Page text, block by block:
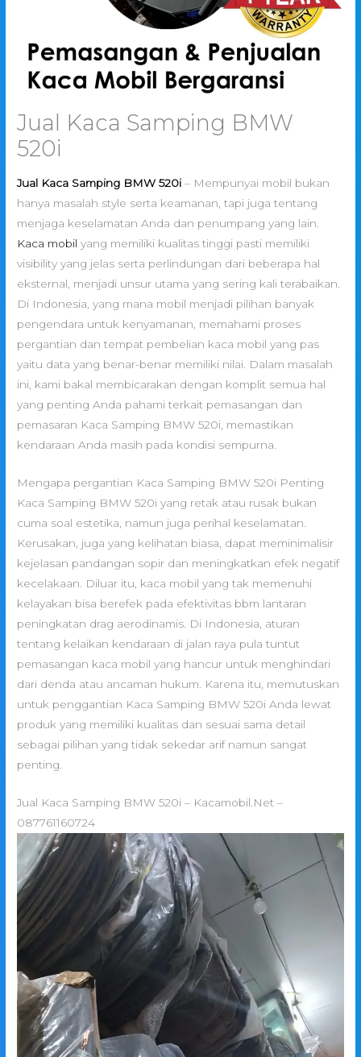
Jual Kaca Samping BMW
520i
Jual Kaca Samping BMW 520i – Mempunyai mobil bukan
hanya masalah style serta keamanan, tapi juga tentang
menjaga keselamatan Anda dan penumpang yang lain.
Kaca mobil yang memiliki kualitas tinggi pasti memiliki
visibility yang jelas serta perlindungan dari beberapa hal
eksternal, menjadi unsur utama yang sering kali terabaikan.
Di Indonesia, yang mana mobil menjadi pilihan banyak
pengendara untuk kenyamanan, memahami proses
pergantian dan tempat pembelian kaca mobil yang pas
yaitu data yang benar-benar memiliki nilai. Dalam masalah
ini, kami bakal membicarakan dengan komplit semua hal
yang penting Anda pahami terkait pemasangan dan
pemasaran Kaca Samping BMW 520i, memastikan
kendaraan Anda masih pada kondisi sempurna.
Mengapa pergantian Kaca Samping BMW 520i Penting
Kaca Samping BMW 520i yang retak atau rusak bukan
cuma soal estetika, namun juga perihal keselamatan.
Kerusakan, juga yang kelihatan biasa, dapat meminimalisir
kejelasan pandangan sopir dan meningkatkan efek negatif
kecelakaan. Diluar itu, kaca mobil yang tak memenuhi
kelayakan bisa berefek pada efektivitas bbm lantaran
peningkatan drag aerodinamis. Di Indonesia, aturan
tentang kelaikan kendaraan di jalan raya pula tuntut
pemasangan kaca mobil yang hancur untuk menghindari
dari denda atau ancaman hukum. Karena itu, memutuskan
untuk penggantian Kaca Samping BMW 520i Anda lewat
produk yang memiliki kualitas dan sesuai sama detail
sebagai pilihan yang tidak sekedar arif namun sangat
penting.
Jual Kaca Samping BMW 520i – Kacamobil.Net –
087761160724